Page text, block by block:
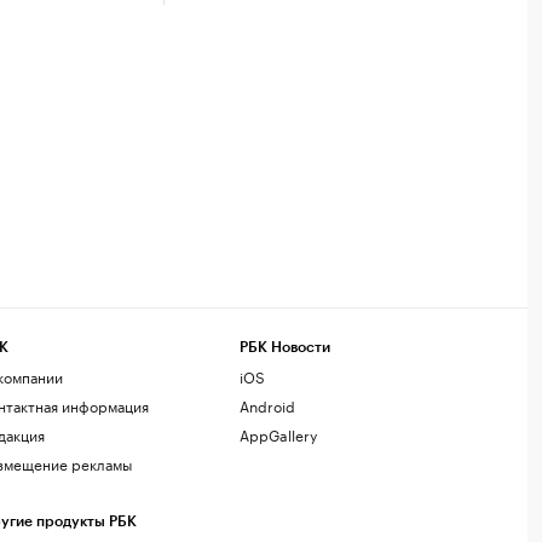
информация
рекламы
продукты РБК
РБК Новости
iOS
Android
AppGallery